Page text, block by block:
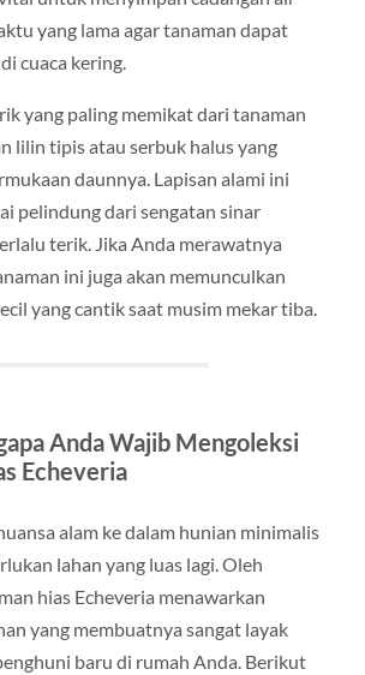
yang lama agar tanaman dapat
cuaca kering.
yang paling memikat dari tanaman
lilin tipis atau serbuk halus yang
daunnya. Lapisan alami ini
pelindung dari sengatan sinar
terik. Jika Anda merawatnya
ini juga akan memunculkan
yang cantik saat musim mekar tiba.
Anda Wajib Mengoleksi
Echeveria
alam ke dalam hunian minimalis
lahan yang luas lagi. Oleh
hias Echeveria menawarkan
yang membuatnya sangat layak
baru di rumah Anda. Berikut